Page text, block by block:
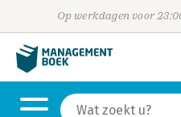
Op werkdagen voor